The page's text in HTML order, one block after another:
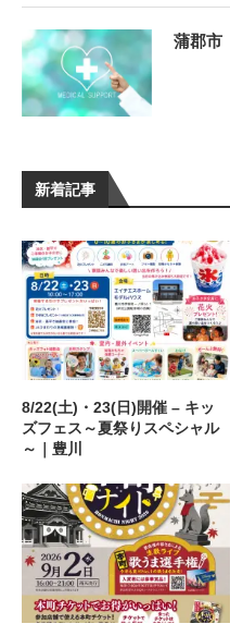
新着記事
8/22(土)・23(日)開催 – キッ
ズフェス～夏祭りスペシャル
～｜豊川
蒲郡市